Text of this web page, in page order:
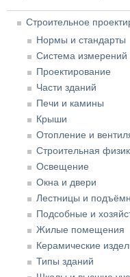
Строительное
Нормы и стандарты
Система измерений
Проектирование
Части зданий
Печи и камины
Крыши
Отопление и
Строительная
Освещение
Окна и двери
Лестницы и
Подсобные и
Жилые помещения
Керамические
Типы зданий